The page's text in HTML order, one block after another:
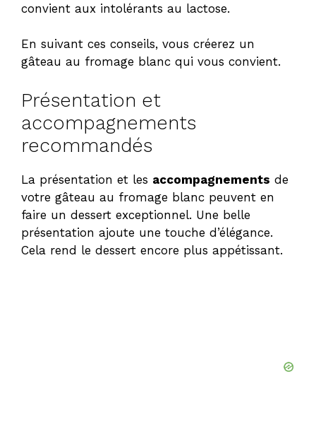
convient aux intolérants au lactose.
En suivant ces conseils, vous créerez un
gâteau au fromage blanc qui vous convient.
Présentation et
accompagnements
recommandés
La présentation et les accompagnements de
votre gâteau au fromage blanc peuvent en
faire un dessert exceptionnel. Une belle
présentation ajoute une touche d’élégance.
Cela rend le dessert encore plus appétissant.